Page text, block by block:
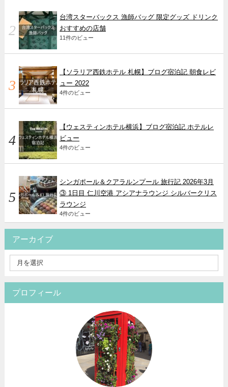
台湾スターバックス 漁師バッグ 限定グッズ ドリンク
おすすめの店舗
11件のビュー
【ソラリア西鉄ホテル 札幌】ブログ宿泊記 朝食レビ
ュー 2022
4件のビュー
【ウェスティンホテル横浜】ブログ宿泊記 ホテルレ
ビュー
4件のビュー
シンガポール＆クアラルンプール 旅行記 2026年3月
③ 1日目 仁川空港 アシアナラウンジ シルバークリス
ラウンジ
4件のビュー
アーカイブ
プロフィール